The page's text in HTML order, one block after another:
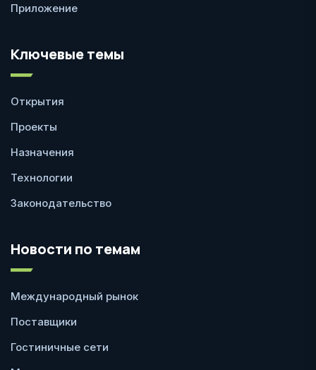
Приложение
Ключевые темы
Открытия
Проекты
Назначения
Технологии
Законодательство
Новости по темам
Международный рынок
Поставщики
Гостиничные сети